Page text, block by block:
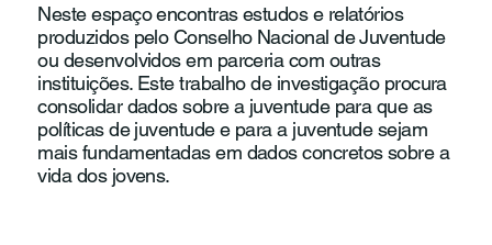
Neste espaço encontras estudos e relatórios
produzidos pelo Conselho Nacional de Juventude
ou desenvolvidos em parceria com outras
instituições. Este trabalho de investigação procura
consolidar dados sobre a juventude para que as
políticas de juventude e para a juventude sejam
mais fundamentadas em dados concretos sobre a
vida dos jovens.